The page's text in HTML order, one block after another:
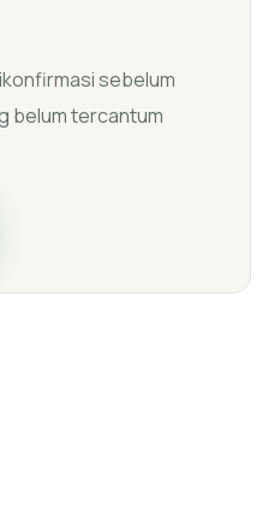
sebelum
belum tercantum